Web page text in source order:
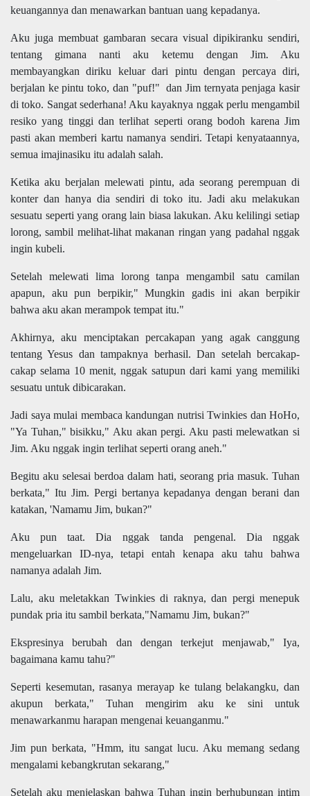
keuangannya dan menawarkan bantuan uang kepadanya.
Aku juga membuat gambaran secara visual dipikiranku sendiri,
tentang gimana nanti aku ketemu dengan Jim. Aku
membayangkan diriku keluar dari pintu dengan percaya diri,
berjalan ke pintu toko, dan "puf!" dan Jim ternyata penjaga kasir
di toko. Sangat sederhana! Aku kayaknya nggak perlu mengambil
resiko yang tinggi dan terlihat seperti orang bodoh karena Jim
pasti akan memberi kartu namanya sendiri. Tetapi kenyataannya,
semua imajinasiku itu adalah salah.
Ketika aku berjalan melewati pintu, ada seorang perempuan di
konter dan hanya dia sendiri di toko itu. Jadi aku melakukan
sesuatu seperti yang orang lain biasa lakukan. Aku kelilingi setiap
lorong, sambil melihat-lihat makanan ringan yang padahal nggak
ingin kubeli.
Setelah melewati lima lorong tanpa mengambil satu camilan
apapun, aku pun berpikir," Mungkin gadis ini akan berpikir
bahwa aku akan merampok tempat itu."
Akhirnya, aku menciptakan percakapan yang agak canggung
tentang Yesus dan tampaknya berhasil. Dan setelah bercakap-
cakap selama 10 menit, nggak satupun dari kami yang memiliki
sesuatu untuk dibicarakan.
Jadi saya mulai membaca kandungan nutrisi Twinkies dan HoHo,
"Ya Tuhan," bisikku," Aku akan pergi. Aku pasti melewatkan si
Jim. Aku nggak ingin terlihat seperti orang aneh."
Begitu aku selesai berdoa dalam hati, seorang pria masuk. Tuhan
berkata," Itu Jim. Pergi bertanya kepadanya dengan berani dan
katakan, 'Namamu Jim, bukan?"
Aku pun taat. Dia nggak tanda pengenal. Dia nggak
mengeluarkan ID-nya, tetapi entah kenapa aku tahu bahwa
namanya adalah Jim.
Lalu, aku meletakkan Twinkies di raknya, dan pergi menepuk
pundak pria itu sambil berkata,"Namamu Jim, bukan?"
Ekspresinya berubah dan dengan terkejut menjawab," Iya,
bagaimana kamu tahu?"
Seperti kesemutan, rasanya merayap ke tulang belakangku, dan
akupun berkata," Tuhan mengirim aku ke sini untuk
menawarkanmu harapan mengenai keuanganmu."
Jim pun berkata, "Hmm, itu sangat lucu. Aku memang sedang
mengalami kebangkrutan sekarang,"
Setelah aku menjelaskan bahwa Tuhan ingin berhubungan intim